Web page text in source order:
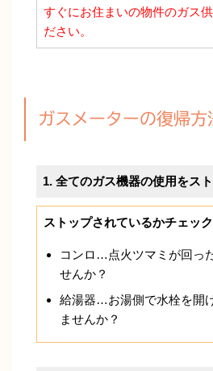
すぐにお住まいの物件のガス
ださい。
ガスメーターの復帰方
1. 全てのガス機器の使用をスト
ストップされているかチェック
コンロ…点火ツマミが回っ
せんか？
給湯器…お湯側で水栓を開
ませんか？